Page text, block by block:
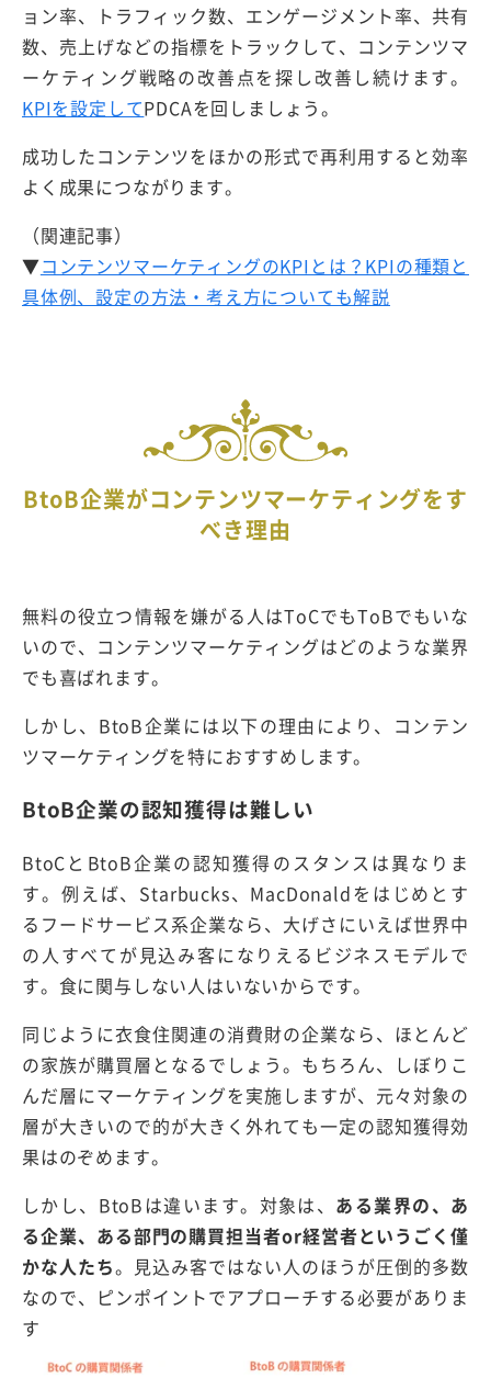
ョン率、トラフィック数、エンゲージメント率、共有
数、売上げなどの指標をトラックして、コンテンツマ
ーケティング戦略の改善点を探し改善し続けます。
KPIを設定してPDCAを回しましょう。
成功したコンテンツをほかの形式で再利用すると効率
よく成果につながります。
（関連記事）
▼コンテンツマーケティングのKPIとは？KPIの種類と
具体例、設定の方法・考え方についても解説
BtoB企業がコンテンツマーケティングをす
べき理由
無料の役立つ情報を嫌がる人はToCでもToBでもいな
いので、コンテンツマーケティングはどのような業界
でも喜ばれます。
しかし、BtoB企業には以下の理由により、コンテン
ツマーケティングを特におすすめします。
BtoB企業の認知獲得は難しい
BtoCとBtoB企業の認知獲得のスタンスは異なりま
す。例えば、Starbucks、MacDonaldをはじめとす
るフードサービス系企業なら、大げさにいえば世界中
の人すべてが見込み客になりえるビジネスモデルで
す。食に関与しない人はいないからです。
同じように衣食住関連の消費財の企業なら、ほとんど
の家族が購買層となるでしょう。もちろん、しぼりこ
んだ層にマーケティングを実施しますが、元々対象の
層が大きいので的が大きく外れても一定の認知獲得効
果はのぞめます。
しかし、BtoBは違います。対象は、 ある業界の、あ
る企業、ある部門の購買担当者or経営者というごく僅
かな人たち。見込み客ではない人のほうが圧倒的多数
なので、ピンポイントでアプローチする必要がありま
す